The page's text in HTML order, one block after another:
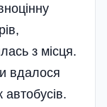
з місця.
вдалося